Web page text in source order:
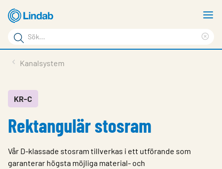
Hoppa
till
huvudinnehållet
Sökord
Sök
på
Service & Support
Hållbarhet
Kontakt
Kanalsystem
KR-C
Rektangulär stosram
Vår D-klassade stosram tillverkas i ett utförande som
garanterar högsta möjliga material- och